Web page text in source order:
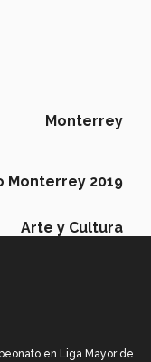
Monterrey
Monterrey 2019
Arte y Cultura
en Liga Mayor de